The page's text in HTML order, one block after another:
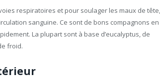
respiratoires et pour soulager les maux de tête,
sanguine. Ce sont de bons compagnons en
La plupart sont à base d’eucalyptus, de
froid.